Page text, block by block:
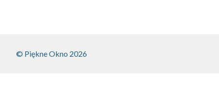
© Piękne Okno 2026